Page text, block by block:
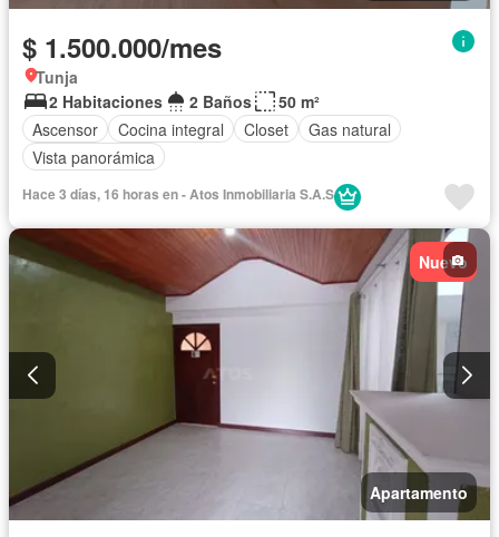
$ 1.500.000/mes
Tunja
2 Habitaciones
2 Baños
50 m²
Ascensor
Cocina integral Closet
Gas natural
Vista panorámica
Hace 3 días, 16 horas en - Atos Inmobiliaria S.A.S
Nuevo
Apartamento